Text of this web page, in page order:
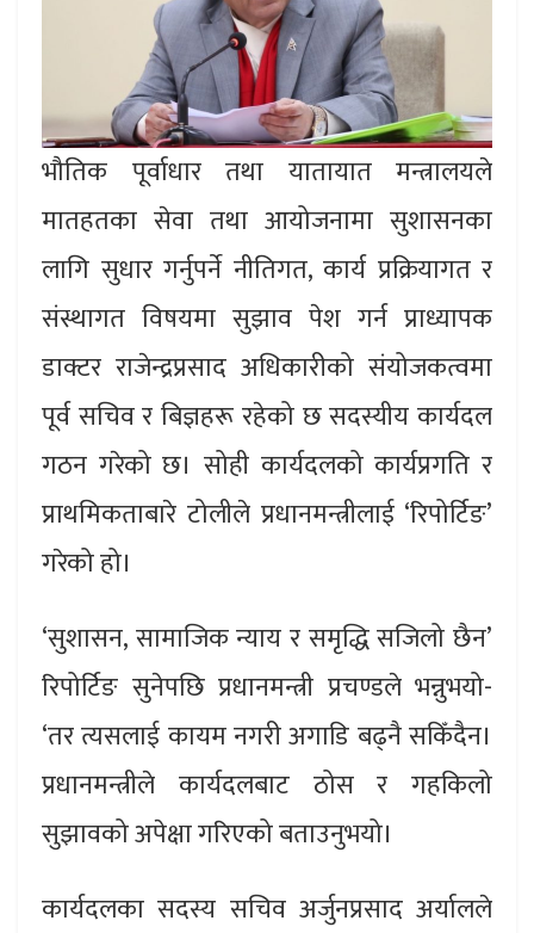
भौतिक पूर्वाधार तथा यातायात मन्त्रालयले
मातहतका सेवा तथा आयोजनामा सुशासनका
लागि सुधार गर्नुपर्ने नीतिगत, कार्य प्रक्रियागत र
संस्थागत विषयमा सुझाव पेश गर्न प्राध्यापक
डाक्टर राजेन्द्रप्रसाद अधिकारीको संयोजकत्वमा
पूर्व सचिव र बिज्ञहरू रहेको छ सदस्यीय कार्यदल
गठन गरेको छ। सोही कार्यदलको कार्यप्रगति र
प्राथमिकताबारे टोलीले प्रधानमन्त्रीलाई ‘रिपोर्टिङ’
गरेको हो।
‘सुशासन, सामाजिक न्याय र समृद्धि सजिलो छैन’
रिपोर्टिङ सुनेपछि प्रधानमन्त्री प्रचण्डले भन्नुभयो-
‘तर त्यसलाई कायम नगरी अगाडि बढ्नै सकिँदैन।
प्रधानमन्त्रीले कार्यदलबाट ठोस र गहकिलो
सुझावको अपेक्षा गरिएको बताउनुभयो।
कार्यदलका सदस्य सचिव अर्जुनप्रसाद अर्यालले